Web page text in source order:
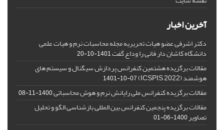
آخرین اخبار
دکتر اشرفی عضو هیات تحریریه مجله محاسبات نرم و هیات علمی
دانشگاه کاشان دار فانی را وداع گفت1401-10-20
مقالات برگزیده هشتمین کنفرانس پردازش سیگنال و سیستم های
هوشمند (ICSPIS 2022) 1401-10-07
مقالات برگزیده کنفرانس ملی رایانش نرم و هوش محاسباتی1400-11-08
مقالات برگزیده پنجمین کنفرانس بین المللی بازشناسی الگو و تحلیل
تصاویر1400-06-01